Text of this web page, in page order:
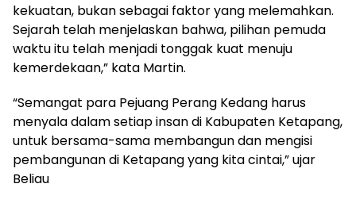
kekuatan, bukan sebagai faktor yang melemahkan.
Sejarah telah menjelaskan bahwa, pilihan pemuda
waktu itu telah menjadi tonggak kuat menuju
kemerdekaan,” kata Martin.
“Semangat para Pejuang Perang Kedang harus
menyala dalam setiap insan di Kabupaten Ketapang,
untuk bersama-sama membangun dan mengisi
pembangunan di Ketapang yang kita cintai,” ujar
Beliau